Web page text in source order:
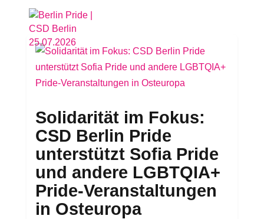
Solidarität im Fokus:
CSD Berlin Pride
unterstützt Sofia Pride
und andere LGBTQIA+
Pride-Veranstaltungen
in Osteuropa